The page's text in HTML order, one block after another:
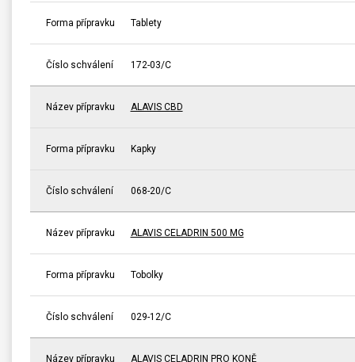
Forma přípravku Tablety
Číslo schválení 172-03/C
Název přípravku ALAVIS CBD
Forma přípravku Kapky
Číslo schválení 068-20/C
Název přípravku ALAVIS CELADRIN 500 MG
Forma přípravku Tobolky
Číslo schválení 029-12/C
Název přípravku ALAVIS CELADRIN PRO KONĚ